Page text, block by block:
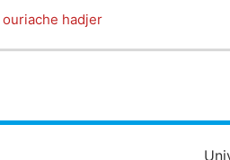
ouriache hadjer